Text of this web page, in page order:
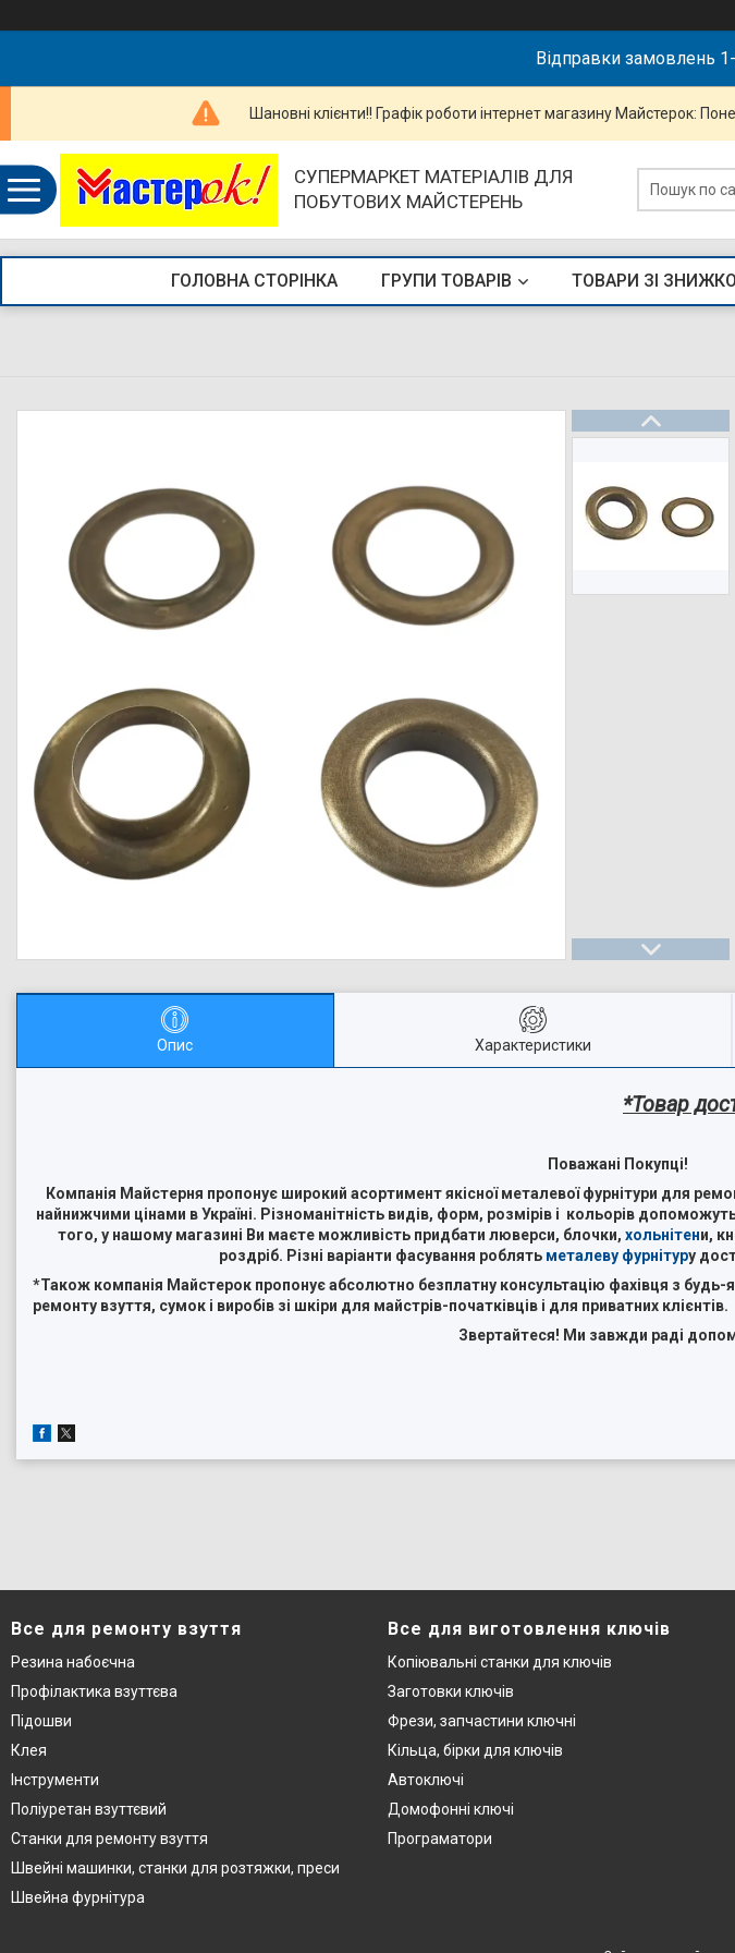
Відправки замовлень
Шановні клієнти!! Графік роботи інтернет магазину Майстерок:
СУПЕРМАРКЕТ МАТЕРІАЛІВ ДЛЯ
ПОБУТОВИХ МАЙСТЕРЕНЬ
ГОЛОВНА СТОРІНКА ГРУПИ ТОВАРІВ ТОВАРИ ЗІ
Опис Характеристики
*Товар
Поважані Покупці!
Компанія Майстерня пропонує широкий асортимент якісної металевої фурнітури для
найнижчими цінами в Україні. Різноманітність видів, форм, розмірів і кольорів
того, у нашому магазині Ви маєте можливість придбати люверси, блочки, хольнітени,
роздріб. Різні варіанти фасування роблятьметалеву фурнітуру
*Також компанія Майстерок пропонує абсолютно безплатну консультацію фахівця з
ремонту взуття, сумок і виробів зі шкіри для майстрів-початківців і для приватних клієнтів.
Звертайтеся! Ми завжди раді
Все для ремонту взуття
Резина набоєчна
Профілактика взуттєва
Підошви
Клея
Інструменти
Поліуретан взуттєвий
Станки для ремонту взуття
Швейні машинки, станки для розтяжки, преси
Швейна фурнітура
Все для виготовлення ключів
Копіювальні станки для ключів
Заготовки ключів
Фрези, запчастини ключні
Кільца, бірки для ключів
Автоключі
Домофонні ключі
Програматори